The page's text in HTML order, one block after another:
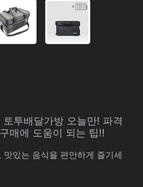
토투배달가방 오늘만! 파격
매에 도움이 되는 팁!!
맛있는 음식을 편안하게 즐기세